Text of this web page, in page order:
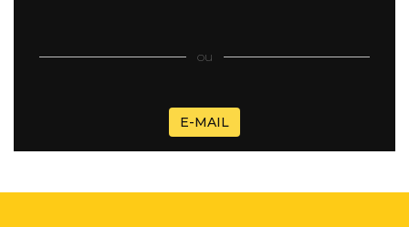
ou
E-MAIL